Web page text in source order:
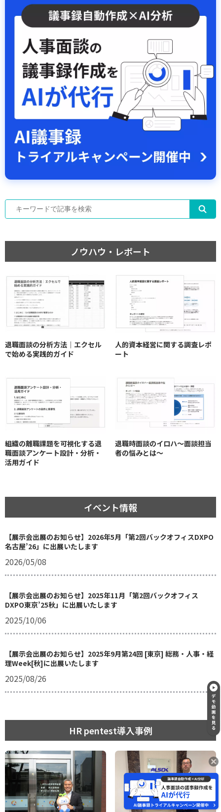
ノウハウ・レポート
退職面談の分析方法｜エクセル
で始める実践的ガイド
人的資本経営に関する調査レポ
ート
組織の離職課題を可視化する退
職面談アンケート設計・分析・
活用ガイド
退職時面談のイロハ〜面談担当
者の悩みとは〜
イベント情報
【展示会出展のお知らせ】2026年5月「第2回バックオフィスDXPO
名古屋’26」に出展いたします
2026/05/08
【展示会出展のお知らせ】2025年11月「第2回バックオフィス
DXPO東京’25秋」に出展いたします
2025/10/06
【展示会出展のお知らせ】2025年9月第24回 [東京] 総務・人事・経
理Week[秋]に出展いたします
2025/08/26
HR pentest導入事例